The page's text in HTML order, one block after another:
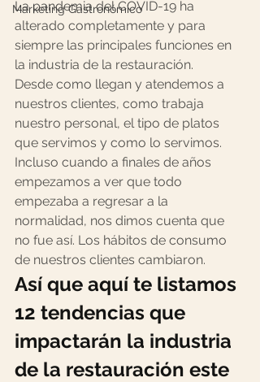
Marketing Gastronómico
La pandemia del COVID-19 ha
alterado completamente y para
siempre las principales funciones en
la industria de la restauración.
Desde como llegan y atendemos a
nuestros clientes, como trabaja
nuestro personal, el tipo de platos
que servimos y como lo servimos.
Incluso cuando a finales de años
empezamos a ver que todo
empezaba a regresar a la
normalidad, nos dimos cuenta que
no fue así. Los hábitos de consumo
de nuestros clientes cambiaron.
Así que aquí te listamos
12 tendencias que
impactarán la industria
de la restauración este